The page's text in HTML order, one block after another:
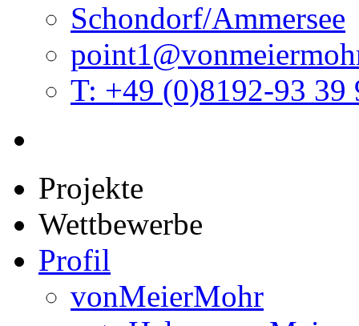
Schondorf/Ammersee
T: +49 (0)8192-93 39
Projekte
Wettbewerbe
Profil
vonMeierMohr